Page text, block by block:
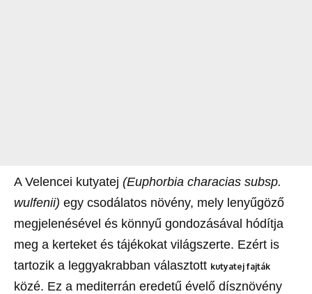
A Velencei kutyatej (Euphorbia characias subsp.
wulfenii) egy csodálatos növény, mely lenyűgöző
megjelenésével és könnyű gondozásával hódítja
meg a kerteket és tájékokat világszerte. Ezért is
tartozik a leggyakrabban választott kutyatej fajták
közé. Ez a mediterrán eredetű évelő dísznövény